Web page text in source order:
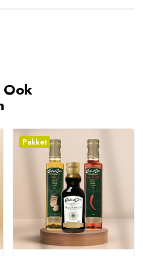
Ook
Pakket